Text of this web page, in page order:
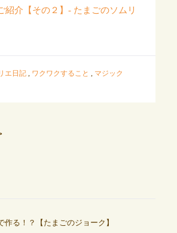
紹介【その２】- たまごのソムリ
エ日記, ワクワクすること , マジック
作る！？【たまごのジョーク】